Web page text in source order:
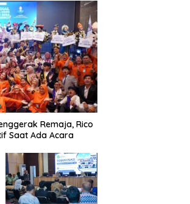
Remaja, Rico
Saat Ada Acara